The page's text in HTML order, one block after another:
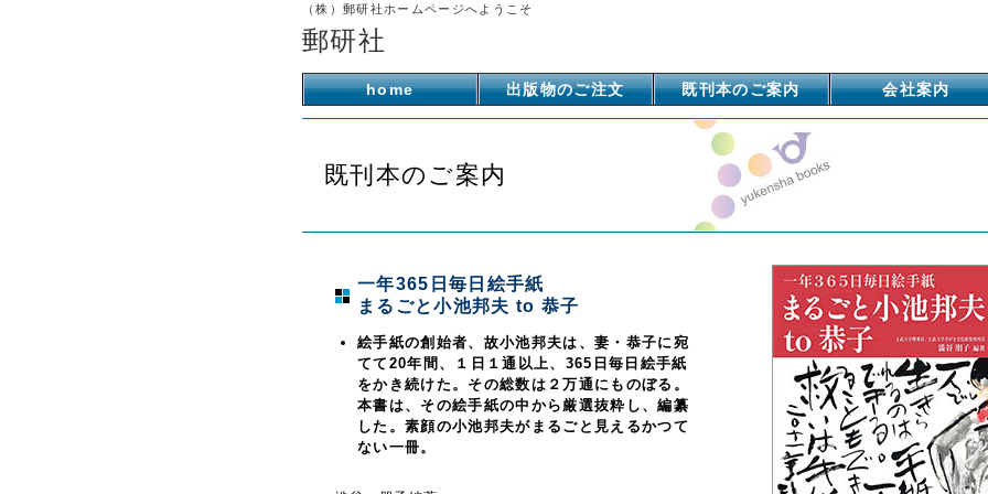
（株）郵研社ホームページへようこそ
郵研社
home 出版物のご注文 既刊本のご案内 会社案内
既刊本のご案内
一年365日毎日絵手紙
まるごと小池邦夫 to 恭子
絵手紙の創始者、故小池邦夫は、妻・恭子に宛
てて20年間、１日１通以上、365日毎日絵手紙
をかき続けた。その総数は２万通にものぼる。
本書は、その絵手紙の中から厳選抜粋し、編纂
した。素顔の小池邦夫がまるごと見えるかつて
ない一冊。